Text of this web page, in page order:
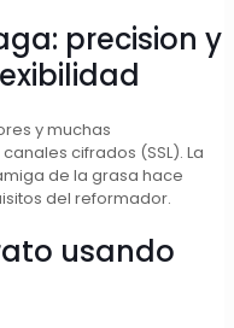
precision y
y muchas
cifrados (SSL). La
de la grasa hace
del reformador.
usando